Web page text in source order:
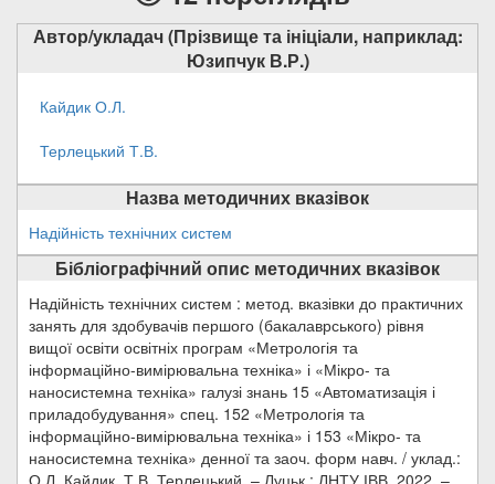
Автор/укладач (Прізвище та ініціали, наприклад:
Юзипчук В.Р.)
Кайдик О.Л.
Терлецький Т.В.
Назва методичних вказівок
Надійність технічних систем
Бібліографічний опис методичних вказівок
Надійність технічних систем : метод. вказівки до практичних
занять для здобувачів першого (бакалаврського) рівня
вищої освіти освітніх програм «Метрологія та
інформаційно-вимірювальна техніка» і «Мікро- та
наносистемна техніка» галузі знань 15 «Автоматизація і
приладобудування» спец. 152 «Метрологія та
інформаційно-вимірювальна техніка» і 153 «Мікро- та
наносистемна техніка» денної та заоч. форм навч. / уклад.:
О.Л. Кайдик, Т.В. Терлецький. – Луцьк : ЛНТУ ІВВ, 2022. –